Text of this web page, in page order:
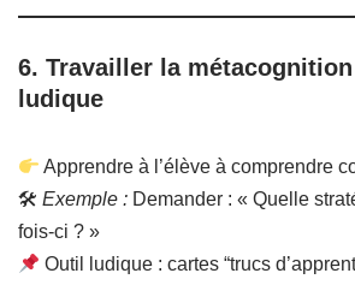
6. Travailler la
ludique
Apprendre à l’élève à comprendre
🛠 Exemple : Demander : « Quelle
fois-ci ? »
Outil ludique : cartes “trucs